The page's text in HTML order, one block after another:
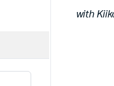
with